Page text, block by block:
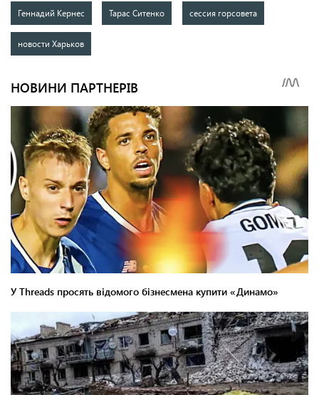
Геннадий Кернес Тарас Ситенко сессия горсовета
новости Харьков